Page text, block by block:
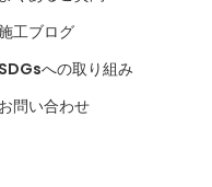
工ブログ
SDGsへの取り組み
お問い合わせ